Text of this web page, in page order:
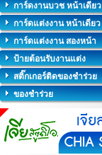
การ์ดงานบวช หน้าเดียว
การ์ดแต่งงาน หน้าเดียว
การ์ดแต่งงาน สองหน้า
ป้ายต้อนรับงานแต่ง
สติ๊กเกอร์ติดของชำร่วย
ของชำร่วย